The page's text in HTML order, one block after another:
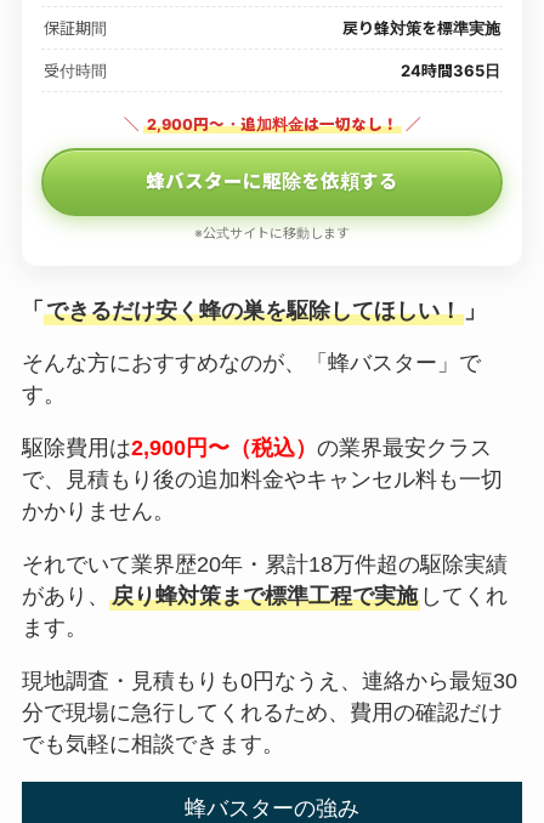
保証期間 戻り蜂対策を標準実施
受付時間 24時間365日
＼ 2,900円〜・追加料金は一切なし！ ／
蜂バスターに駆除を依頼する
※公式サイトに移動します
「 できるだけ安く蜂の巣を駆除してほしい！」
そんな方におすすめなのが、「蜂バスター」で
す。
駆除費用は2,900円〜（税込） の業界最安クラス
で、見積もり後の追加料金やキャンセル料も一切
かかりません。
それでいて業界歴20年・累計18万件超の駆除実績
があり、 戻り蜂対策まで標準工程で実施してくれ
ます。
現地調査・見積もりも0円なうえ、連絡から最短30
分で現場に急行してくれるため、費用の確認だけ
でも気軽に相談できます。
蜂バスターの強み